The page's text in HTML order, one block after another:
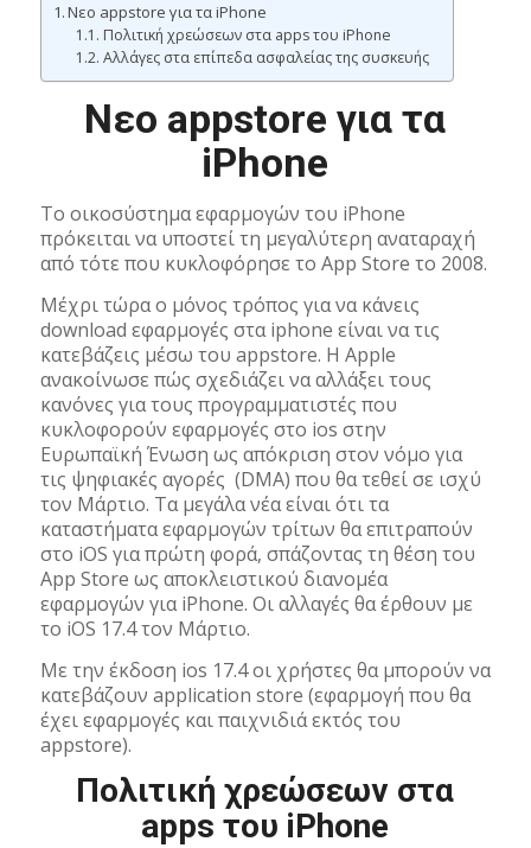
Νεο appstore για τα iPhone
Πολιτική χρεώσεων στα apps του iPhone
Αλλάγες στα επίπεδα ασφαλείας της συσκευής
Νεο appstore για τα
iPhone
Το οικοσύστημα εφαρμογών του iPhone
πρόκειται να υποστεί τη μεγαλύτερη αναταραχή
από τότε που κυκλοφόρησε το App Store το 2008.
Μέχρι τώρα ο μόνος τρόπος για να κάνεις
download εφαρμογές στα iphone είναι να τις
κατεβάζεις μέσω του appstore. H Apple
ανακοίνωσε πώς σχεδιάζει να αλλάξει τους
κανόνες για τους προγραμματιστές που
κυκλοφορούν εφαρμογές στο ios στην
Ευρωπαϊκή Ένωση ως απόκριση στον νόμο για
τις ψηφιακές αγορές (DMA) που θα τεθεί σε ισχύ
τον Μάρτιο. Τα μεγάλα νέα είναι ότι τα
καταστήματα εφαρμογών τρίτων θα επιτραπούν
στο iOS για πρώτη φορά, σπάζοντας τη θέση του
App Store ως αποκλειστικού διανομέα
εφαρμογών για iPhone. Οι αλλαγές θα έρθουν με
το iOS 17.4 τον Μάρτιο.
Με την έκδοση ios 17.4 οι χρήστες θα μπορούν να
κατεβάζουν application store (εφαρμογή που θα
έχει εφαρμογές και παιχνιδιά εκτός του
appstore).
Πολιτική χρεώσεων στα
apps του iPhone